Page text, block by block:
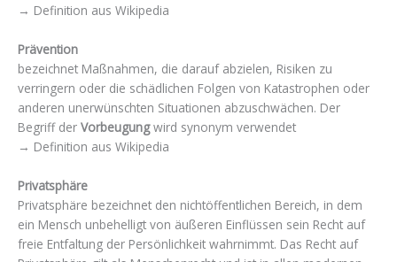
→ Definition aus Wikipedia
Prävention
bezeichnet Maßnahmen, die darauf abzielen, Risiken zu
verringern oder die schädlichen Folgen von Katastrophen oder
anderen unerwünschten Situationen abzuschwächen. Der
Begriff der Vorbeugungwird synonym verwendet
→ Definition aus Wikipedia
Privatsphäre
Privatsphäre bezeichnet den nichtöffentlichen Bereich, in dem
ein Mensch unbehelligt von äußeren Einflüssen sein Recht auf
freie Entfaltung der Persönlichkeit wahrnimmt. Das Recht auf